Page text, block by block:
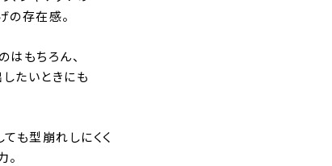
の存在感。
はもちろん、
たいときにも
も型崩れしにくく